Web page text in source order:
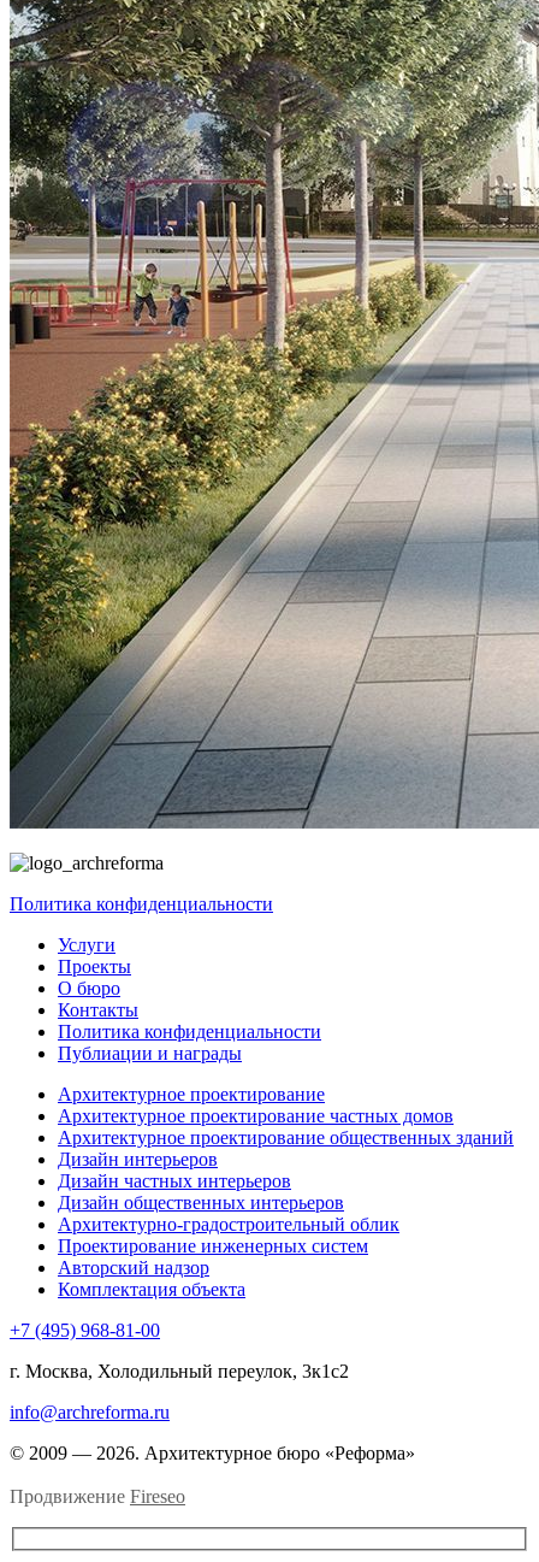
Политика конфиденциальности
Услуги
Проекты
О бюро
Контакты
Политика конфиденциальности
Публиации и награды
Архитектурное проектирование
Архитектурное проектирование частных домов
Архитектурное проектирование общественных зданий
Дизайн интерьеров
Дизайн частных интерьеров
Дизайн общественных интерьеров
Архитектурно-градостроительный облик
Проектирование инженерных систем
Авторский надзор
Комплектация объекта
+7 (495) 968-81-00
г. Москва, Холодильный переулок, 3к1с2
info@archreforma.ru
© 2009 — 2026. Архитектурное бюро «Реформа»
Продвижение Fireseo